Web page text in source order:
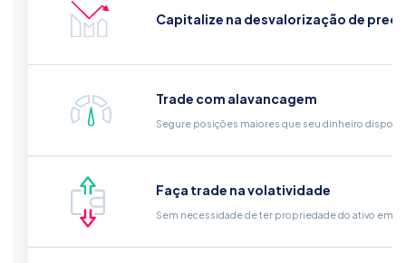
Capitalize na desvalorização de
Trade com alavancagem
Segure posições maiores que seu dinheiro
Faça trade na volatividade
Sem necessidade de ter propriedade do ativo em si